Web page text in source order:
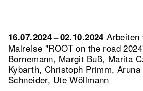
16.07.2024 – 02.10.2024Arbeiten
Malreise "ROOT on the road
Bornemann, Margit Buß, Marita
Kybarth, Christoph Primm,
Schneider, Ute Wöllmann